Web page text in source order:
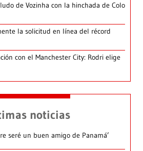
de Vozinha con la hinchada de Colo
la solicitud en línea del récord
con el Manchester City: Rodri elige
noticias
seré un buen amigo de Panamá’